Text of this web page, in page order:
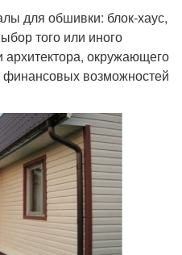
для обшивки: блок-хаус,
того или иного
архитектора, окружающего
возможностей